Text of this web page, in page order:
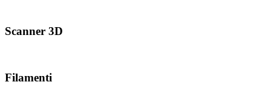
Scanner 3D
Filamenti